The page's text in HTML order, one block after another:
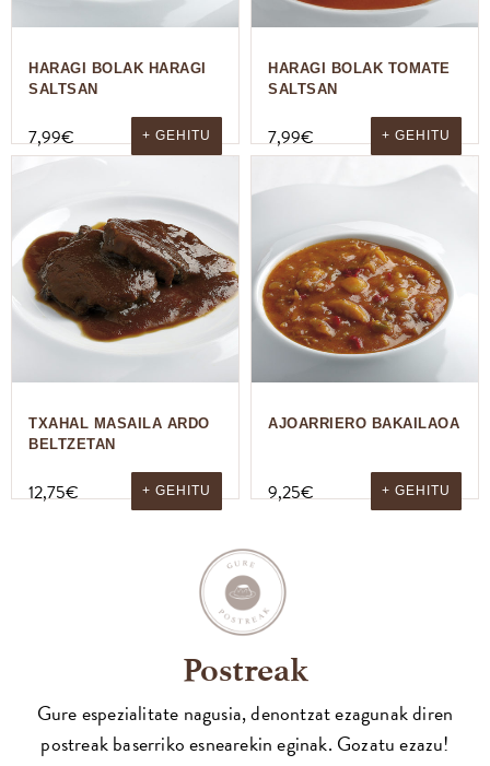
HARAGI BOLAK HARAGI
SALTSAN
7,99€ + GEHITU
HARAGI BOLAK TOMATE
SALTSAN
7,99€ + GEHITU
TXAHAL MASAILA ARDO
BELTZETAN
12,75€ + GEHITU
AJOARRIERO BAKAILAOA
9,25€ + GEHITU
Postreak
Gure espezialitate nagusia, denontzat ezagunak diren
postreak baserriko esnearekin eginak. Gozatu ezazu!